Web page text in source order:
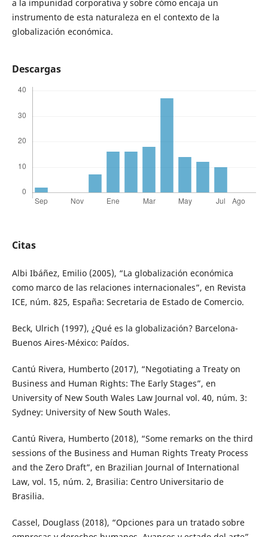
a la impunidad corporativa y sobre cómo encaja un
instrumento de esta naturaleza en el contexto de la
globalización económica.
Descargas
Citas
Albi Ibáñez, Emilio (2005), “La globalización económica
como marco de las relaciones internacionales”, en Revista
ICE, núm. 825, España: Secretaria de Estado de Comercio.
Beck, Ulrich (1997), ¿Qué es la globalización? Barcelona-
Buenos Aires-México: Paídos.
Cantú Rivera, Humberto (2017), “Negotiating a Treaty on
Business and Human Rights: The Early Stages”, en
University of New South Wales Law Journal vol. 40, núm. 3:
Sydney: University of New South Wales.
Cantú Rivera, Humberto (2018), “Some remarks on the third
sessions of the Business and Human Rights Treaty Process
and the Zero Draft”, en Brazilian Journal of International
Law, vol. 15, núm. 2, Brasilia: Centro Universitario de
Brasilia.
Cassel, Douglass (2018), “Opciones para un tratado sobre